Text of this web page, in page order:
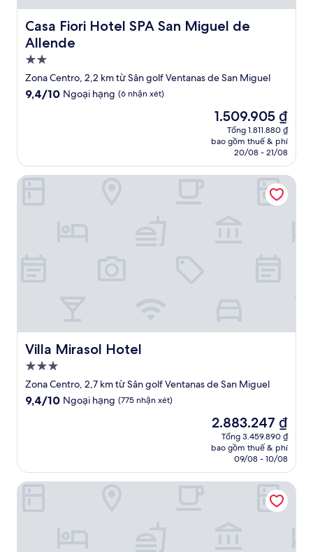
Casa Fiori Hotel SPA San Miguel de
Allende
Casa Fiori Hotel SPA San Miguel de Allende
Nơi
lưu
trú
Zona Centro, 2,2 km từ Sân golf Ventanas de San Miguel
9.4
nhận
xét)
9,4/10 Ngoại hạng (6 nhận xét)
Giá
hiện
tại
1.509.905 ₫
1.509.905 ₫
Tổng 1.811.880 ₫
bao gồm thuế & phí
20/08 - 21/08
Villa Mirasol Hotel
Villa Mirasol Hotel
Nơi
lưu
trú
Zona Centro, 2,7 km từ Sân golf Ventanas de San Miguel
9.4
nhận
xét)
9,4/10 Ngoại hạng (775 nhận xét)
Giá
hiện
tại
2.883.247 ₫
2.883.247 ₫
Tổng 3.459.890 ₫
bao gồm thuế & phí
09/08 - 10/08
Villa Mirasol Hotel
Casa Pandurata Luxury Apartments in Centro, San Miguel